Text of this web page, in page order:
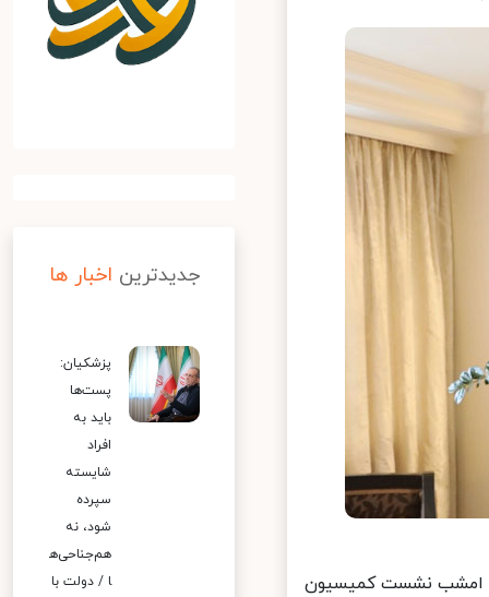
امشب نشست کمیسیون
جدیدترین اخبار ها
پزشکیان:
پست‌ها
باید به
افراد
شایسته
سپرده
شود، نه
هم‌جناحی‌ه
ا / دولت با